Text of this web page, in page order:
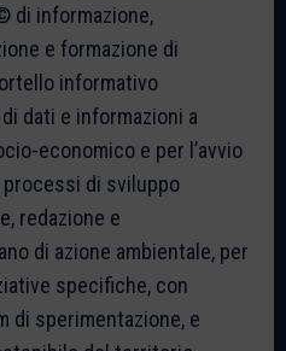
di informazione,
e formazione di
informativo
dati e informazioni a
economico e per l’avvio
di sviluppo
redazione e
di azione ambientale, per
specifiche, con
di sperimentazione, e